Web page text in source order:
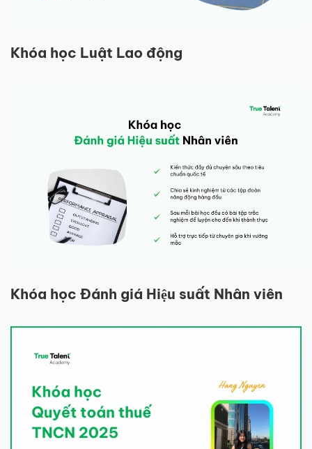
Khóa học Luật Lao động
Khóa học Đánh giá Hiệu suất Nhân viên